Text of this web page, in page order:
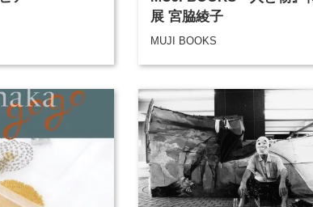
展 宮脇綾子
MUJI BOOKS